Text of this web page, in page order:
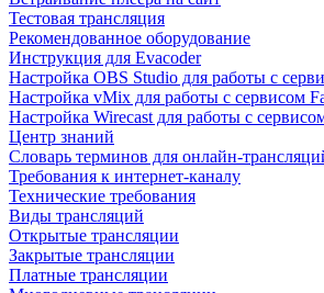
Тестовая трансляция
Рекомендованное оборудование
Инструкция для Evacoder
Настройка OBS Studio для работы с
Настройка vMix для работы с сервисом
Настройка Wirecast для работы с
Центр знаний
Словарь терминов для онлайн-
Требования к интернет-каналу
Технические требования
Виды трансляций
Открытые трансляции
Закрытые трансляции
Платные трансляции